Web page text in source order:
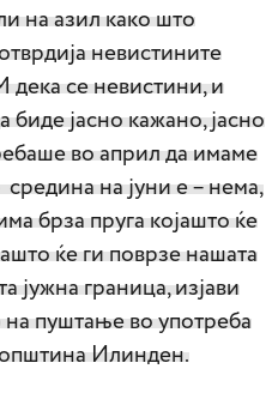
на азил како што
невистините
се невистини, и
биде јасно кажано, јасно
во април да имаме
на јуни е – нема,
брза пруга којашто ќе
ќе ги поврзе нашата
јужна граница, изјави
пуштање во употреба
Илинден.